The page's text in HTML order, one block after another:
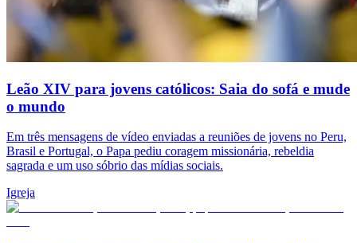
Leão XIV para jovens católicos: Saia do sofá e mude
o mundo
Em três mensagens de vídeo enviadas a reuniões de jovens no Peru,
Brasil e Portugal, o Papa pediu coragem missionária, rebeldia
sagrada e um uso sóbrio das mídias sociais.
Igreja